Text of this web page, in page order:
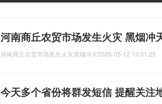
河南商丘农贸市场发生火灾 黑烟冲
河南商丘农贸市场发生火灾黑烟冲天2026-05-12 13:01:25
今天多个省份将群发短信 提醒关注